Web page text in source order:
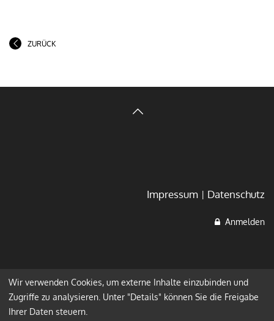
ZURÜCK
Impressum Datenschutz
Anmelden
Wir verwenden Cookies, um externe Inhalte einzubinden und
Zugriffe zu analysieren. Unter "Details" können Sie die Freigabe
Ihrer Daten steuern.